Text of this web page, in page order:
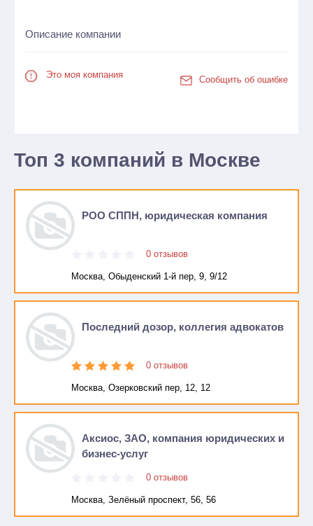
Описание компании
Это моя компания Сообщить об ошибке
Топ 3 компаний в Москве
РОО СППН, юридическая компания
0 отзывов
Москва, Обыденский 1-й пер, 9, 9/12
Последний дозор, коллегия адвокатов
0 отзывов
Москва, Озерковский пер, 12, 12
Аксиос, ЗАО, компания юридических и
бизнес-услуг
0 отзывов
Москва, Зелёный проспект, 56, 56